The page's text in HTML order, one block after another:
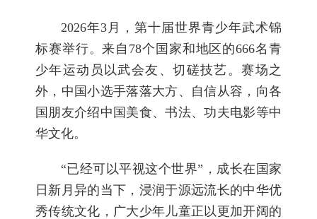
2026年3月，第十届世界青少年武术锦
标赛举行。来自78个国家和地区的666名青
少年运动员以武会友、切磋技艺。赛场之
外，中国小选手落落大方、自信从容，向各
国朋友介绍中国美食、书法、功夫电影等中
华文化。
“已经可以平视这个世界”，成长在国家
日新月异的当下，浸润于源远流长的中华优
秀传统文化，广大少年儿童正以更加开阔的